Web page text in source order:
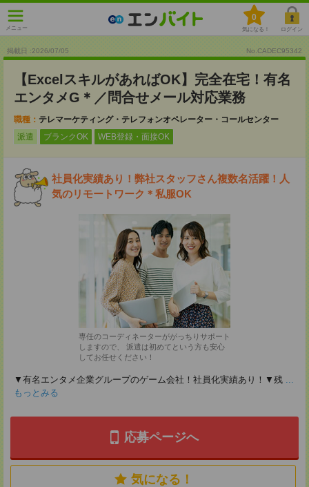
メニュー
0
気になる！ ログイン
掲載日 :2026/07/05 No.CADEC95342
【ExcelスキルがあればOK】完全在宅！有名
エンタメG＊／問合せメール対応業務
職種： テレマーケティング・テレフォンオペレーター・コールセンター
派遣
ブランクOK WEB登録・面接OK
社員化実績あり！弊社スタッフさん複数名活躍！人
気のリモートワーク＊私服OK
専任のコーディネーターががっちりサポート
しますので、 派遣は初めてという方も安心
してお任せください！
▼有名エンタメ企業グループのゲーム会社！社員化実績あり！▼残 ...
もっとみる
応募ページへ
気になる！